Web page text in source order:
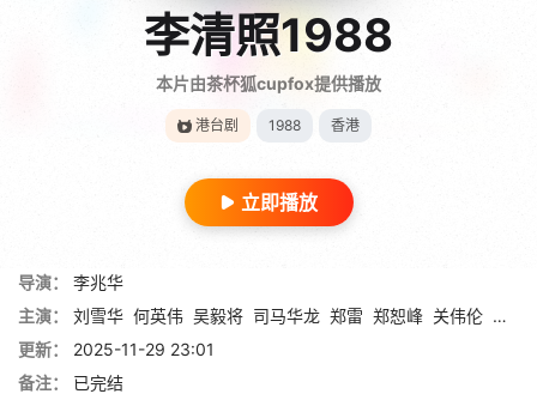
李清照1988
本片由茶杯狐cupfox提供播放
港台剧 1988 香港
立即播放
导演：
李兆华
主演：
刘雪华 何英伟 吴毅将 司马华龙 郑雷 郑恕峰 关伟伦 吴廷
更新：
2025-11-29 23:01
备注：
已完结